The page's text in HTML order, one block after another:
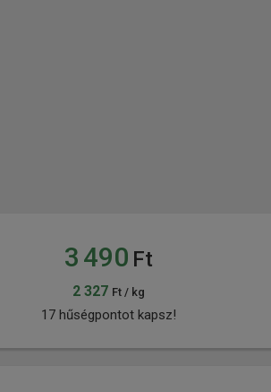
3 490 Ft
2 327 Ft / kg
17 hűségpontot kapsz!